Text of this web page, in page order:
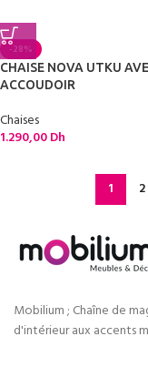
-28%
CHAISE NOVA UTKU
ACCOUDOIR
Chaises
1.290,00Dh
1 2
Mobilium ; Chaîne de
d'intérieur aux accents